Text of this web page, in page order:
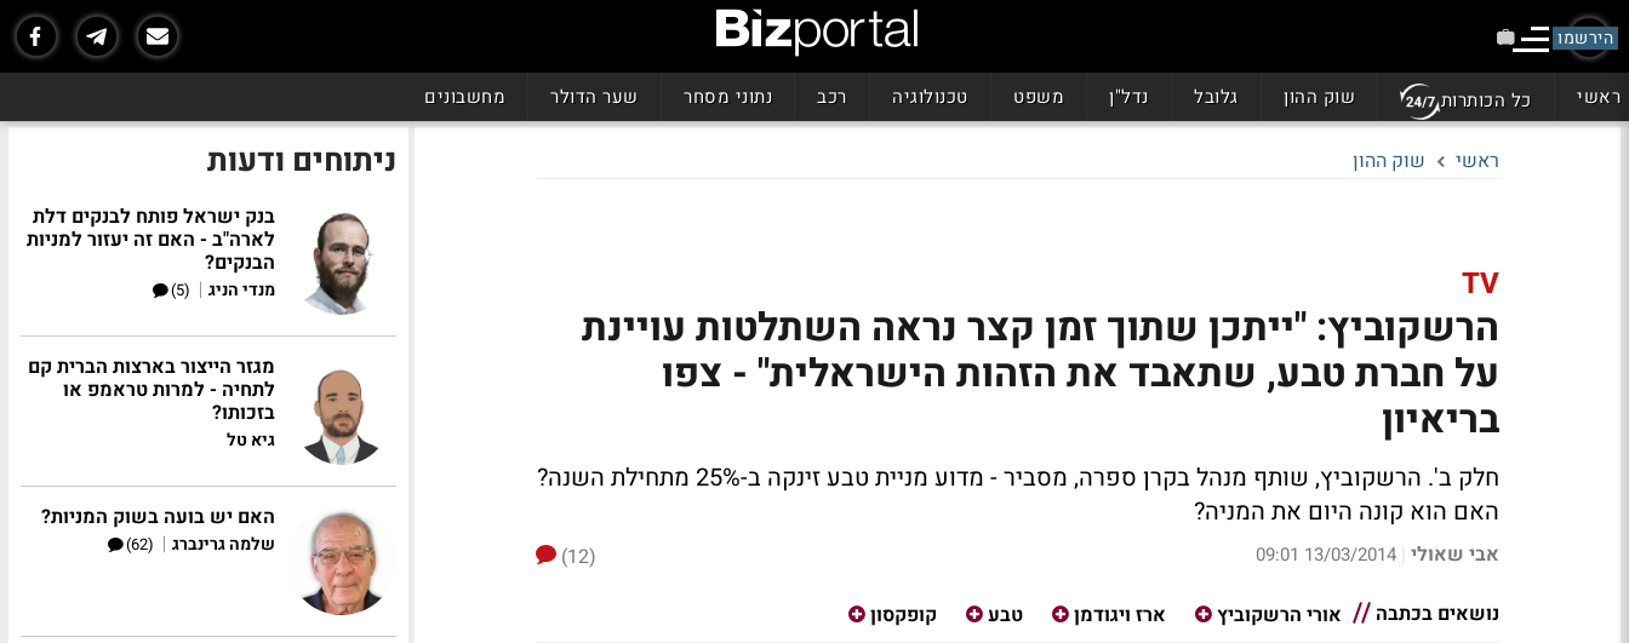
הירשמו
ראשי כל הכותרות שוק ההון גלובל נדל"ן משפט טכנולוגיה רכב נתוני מסחר שער הדולר מחשבונים
ראשי שוק ההון
TV
הרשקוביץ: "ייתכן שתוך זמן קצר נראה השתלטות עויינת
על חברת טבע, שתאבד את הזהות הישראלית" - צפו
בריאיון
חלק ב'. הרשקוביץ, שותף מנהל בקרן ספרה, מסביר - מדוע מניית טבע זינקה ב-25% מתחילת השנה?
האם הוא קונה היום את המניה?
אבי שאולי |
13/03/2014 09:01
(12)
נושאים בכתבה
אורי הרשקוביץ ארז ויגודמן טבע קופקסון
ניתוחים ודעות
בנק ישראל פותח לבנקים דלת
לארה"ב - האם זה יעזור למניות
הבנקים?
מנדי הניג |
(5)
מגזר הייצור בארצות הברית קם
לתחיה - למרות טראמפ או
בזכותו?
גיא טל
האם יש בועה בשוק המניות?
שלמה גרינברג |
(62)